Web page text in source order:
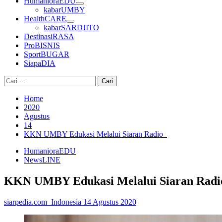
kabarUMBY
HealthCARE
kabarSARDJITO
DestinasiRASA
ProBISNIS
SportBUGAR
SiapaDIA
Cari
untuk:
Home
2020
Agustus
14
KKN UMBY Edukasi Melalui Siaran Radio
HumanioraEDU
NewsLINE
KKN UMBY Edukasi Melalui Siaran
siarpedia.com_Indonesia 14 Agustus 2020